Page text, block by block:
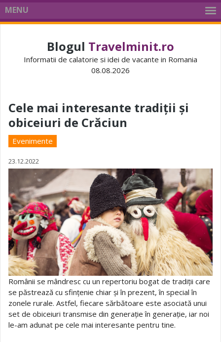
MENU
Blogul Travelminit.ro
Informatii de calatorie si idei de vacante in Romania
08.08.2026
Cele mai interesante tradiții și
obiceiuri de Crăciun
Evenimente
23.12.2022
Românii se mândresc cu un repertoriu bogat de tradiții care
se păstrează cu sfințenie chiar și în prezent, în special în
zonele rurale. Astfel, fiecare sărbătoare este asociată unui
set de obiceiuri transmise din generație în generație, iar noi
le-am adunat pe cele mai interesante pentru tine.